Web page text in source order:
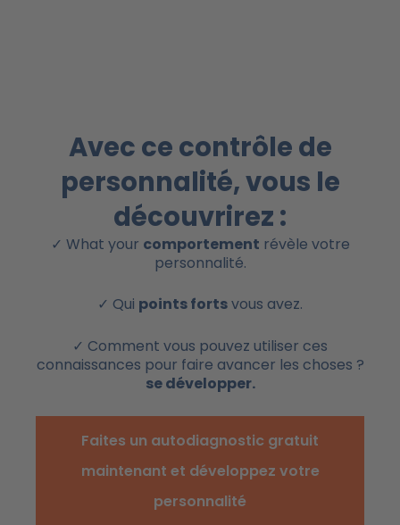
Avec ce contrôle de
personnalité, vous le
découvrirez :
✓ What your comportement révèle votre
personnalité.
✓ Qui points fortsvous avez.
✓ Comment vous pouvez utiliser ces
connaissances pour faire avancer les choses ?
se développer.
Faites un autodiagnostic gratuit
maintenant et développez votre
personnalité